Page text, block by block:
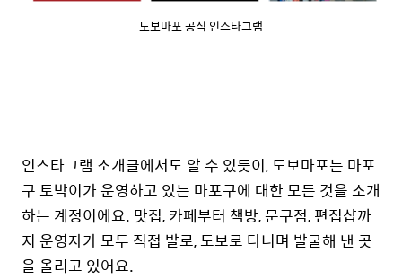
도보마포 공식 인스타그램
인스타그램 소개글에서도 알 수 있듯이, 도보마포는 마포
구 토박이가 운영하고 있는 마포구에 대한 모든 것을 소개
하는 계정이에요. 맛집, 카페부터 책방, 문구점, 편집샵까
지 운영자가 모두 직접 발로, 도보로 다니며 발굴해 낸 곳
을 올리고 있어요.